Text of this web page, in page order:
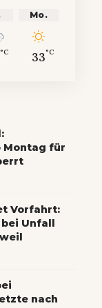
°C
Mo.
33°C
Montag für
Vorfahrt:
Unfall
nach